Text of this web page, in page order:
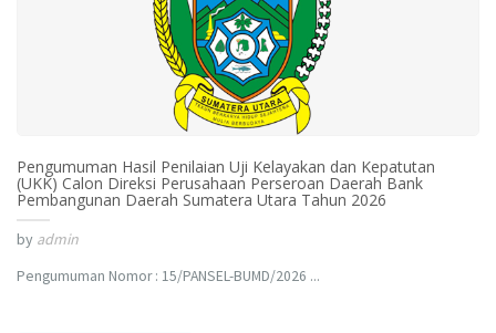
Pengumuman Hasil Penilaian Uji Kelayakan dan Kepatutan
(UKK) Calon Direksi Perusahaan Perseroan Daerah Bank
Pembangunan Daerah Sumatera Utara Tahun 2026
by admin
Pengumuman Nomor : 15/PANSEL-BUMD/2026 ...